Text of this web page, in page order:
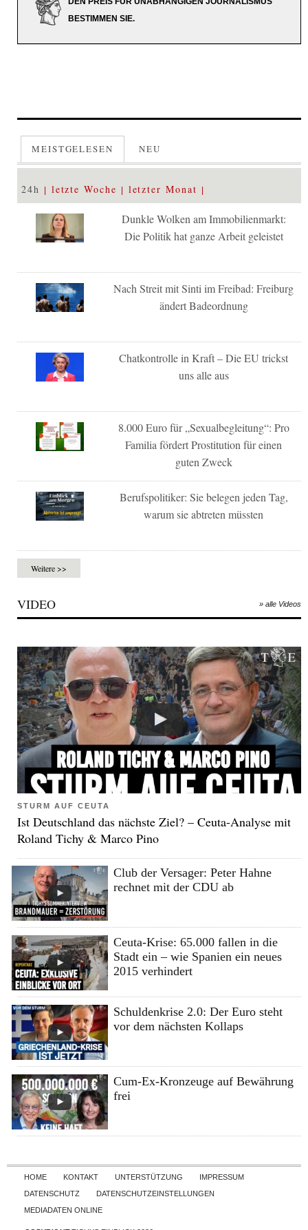
BESTIMMEN SIE.
MEISTGELESEN NEU
24h letzte Woche letzter Monat
Dunkle Wolken am Immobilienmarkt:
Die Politik hat ganze Arbeit geleistet
Nach Streit mit Sinti im Freibad: Freiburg
ändert Badeordnung
Chatkontrolle in Kraft – Die EU trickst
uns alle aus
8.000 Euro für „Sexualbegleitung“: Pro
Familia fördert Prostitution für einen
guten Zweck
Berufspolitiker: Sie belegen jeden Tag,
warum sie abtreten müssten
Weitere >>
VIDEO » alle Videos
STURM AUF CEUTA
Ist Deutschland das nächste Ziel? – Ceuta-Analyse mit
Roland Tichy & Marco Pino
Club der Versager: Peter Hahne
rechnet mit der CDU ab
Ceuta-Krise: 65.000 fallen in die
Stadt ein – wie Spanien ein neues
2015 verhindert
Schuldenkrise 2.0: Der Euro steht
vor dem nächsten Kollaps
Cum-Ex-Kronzeuge auf Bewährung
frei
Skip to content
HOME KONTAKT UNTERSTÜTZUNG
IMPRESSUM
DATENSCHUTZ
DATENSCHUTZEINSTELLUNGEN
MEDIADATEN ONLINE